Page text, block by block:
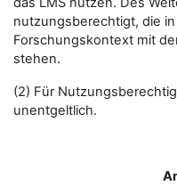
nutzungsberechtigt, die
Forschungskontext mit
stehen.
(2) Für
unentgeltlich.